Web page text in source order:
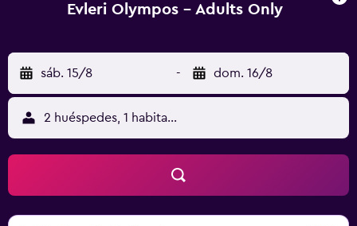
Evleri Olympos - Adults Only
sáb. 15/8 - dom. 16/8
2 huéspedes, 1 habitación